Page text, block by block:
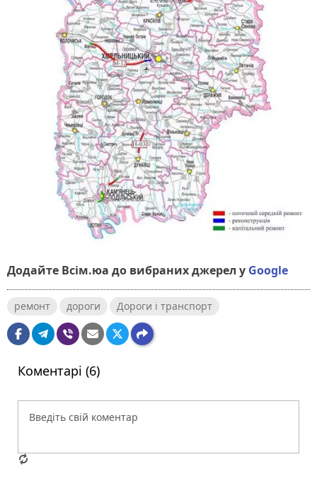
Додайте Всім.юа до вибраних джерел у Google
ремонт дороги Дороги і транспорт
Коментарі (6)